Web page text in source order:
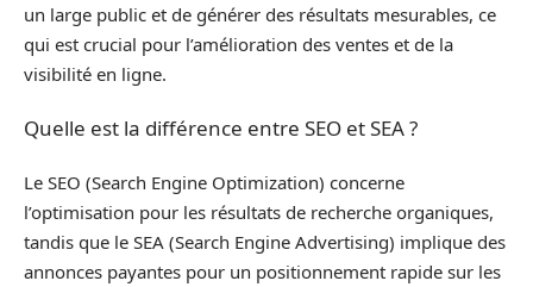
un large public et de générer des résultats mesurables, ce
qui est crucial pour l’amélioration des ventes et de la
visibilité en ligne.
Quelle est la différence entre SEO et SEA ?
Le SEO (Search Engine Optimization) concerne
l’optimisation pour les résultats de recherche organiques,
tandis que le SEA (Search Engine Advertising) implique des
annonces payantes pour un positionnement rapide sur les